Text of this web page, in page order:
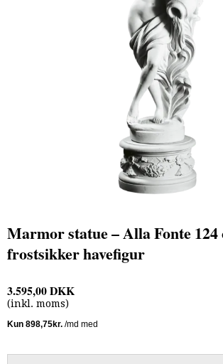
Marmor statue – Alla Fonte 124
frostsikker havefigur
3.595,00 DKK
(inkl. moms)